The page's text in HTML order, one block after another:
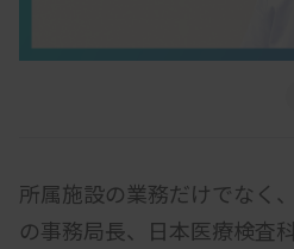
所属施設の業務だけでなく
の事務局長、日本医療検査